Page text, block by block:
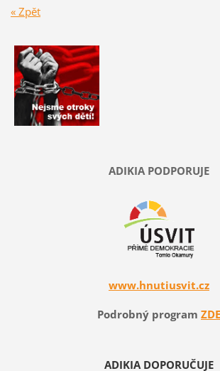
« Zpět
ADIKIA PODPORUJE
www.hnutiusvit.cz
Podrobný program ZDE
ADIKIA DOPORUČUJE